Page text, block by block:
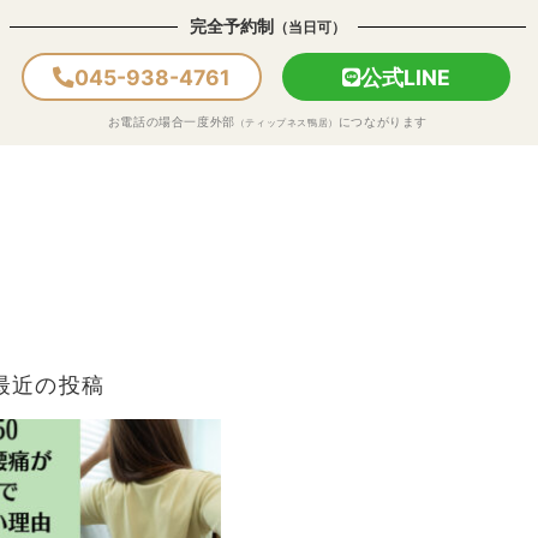
完全予約制 （当日可）
045-938-4761 公式LINE
お電話の場合一度外部 （ティップネス鴨居） につながります
近の投稿